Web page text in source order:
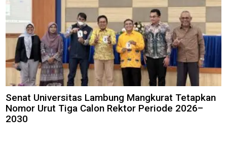
Senat Universitas Lambung Mangkurat Tetapkan
Nomor Urut Tiga Calon Rektor Periode 2026–
2030